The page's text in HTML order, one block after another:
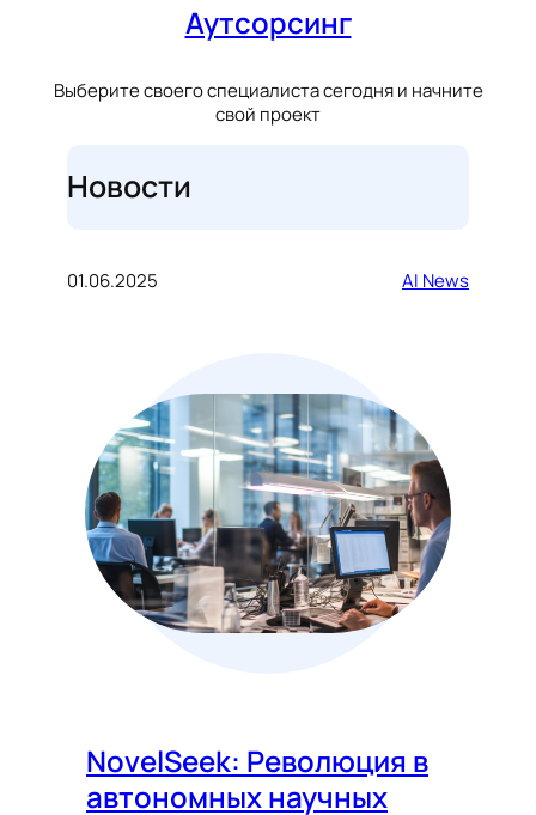
Аутсорсинг
Выберите своего специалиста сегодня и начните
свой проект
Новости
01.06.2025 AI News
NovelSeek: Революция в
автономных научных